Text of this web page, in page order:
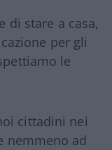
di stare a casa,
per gli
le
cittadini nei
nemmeno ad